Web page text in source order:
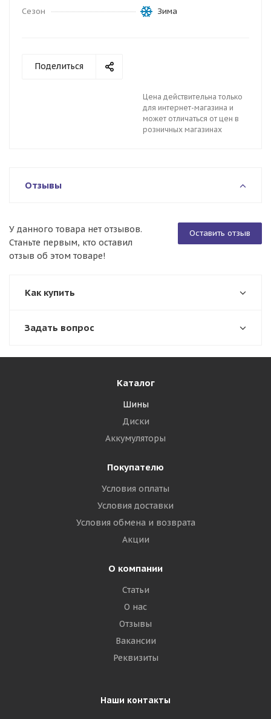
Сезон
Зима
Поделиться
Цена действительна только
для интернет-магазина и
может отличаться от цен в
розничных магазинах
Отзывы
Оставить отзыв
У данного товара нет отзывов.
Станьте первым, кто оставил
отзыв об этом товаре!
Как купить
Задать вопрос
Каталог
Шины
Диски
Аккумуляторы
Покупателю
Условия оплаты
Условия доставки
Условия обмена и возврата
Акции
О компании
Статьи
О нас
Отзывы
Вакансии
Реквизиты
Наши контакты